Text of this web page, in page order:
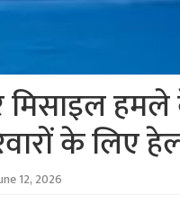
हमले
के लिए
12, 2026